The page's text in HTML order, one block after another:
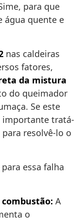
para que
água quente e
nas caldeiras
fatores,
da mistura
do queimador
Se este
importante tratá-
resolvê-lo o
para essa falha
A
o